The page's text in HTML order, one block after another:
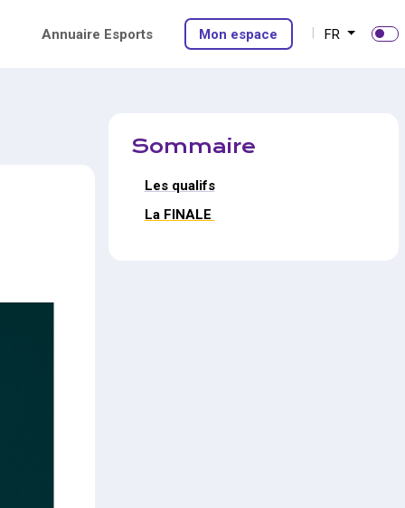
Annuaire Esports Mon espace FR
Sommaire
Les qualifs
La FINALE